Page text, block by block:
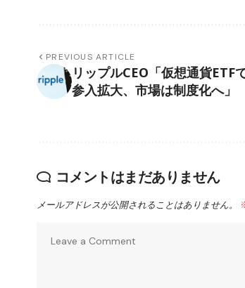
PREVIOUS ARTICLE
リップルCEO「仮想通貨ETF
参入拡大、市場は制度化へ」
コメントはまだありません
メールアドレスが公開されることはありません。